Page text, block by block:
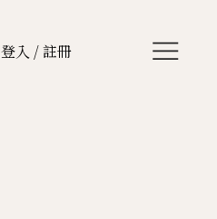
登入 / 註冊